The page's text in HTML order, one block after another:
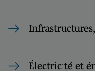
Électricité et